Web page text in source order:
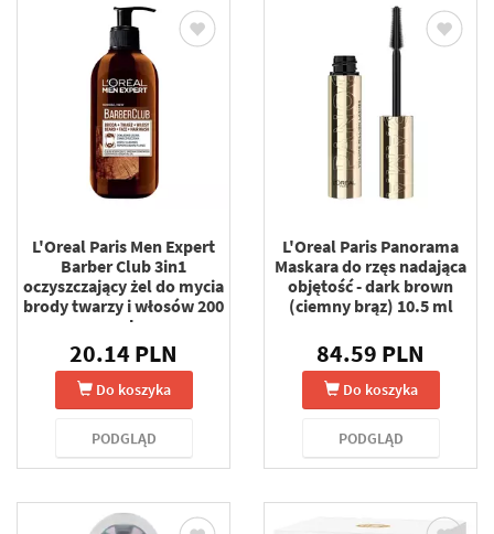
L'Oreal Paris Men Expert
Barber Club 3in1
oczyszczający żel do mycia
brody twarzy i włosów 200
ml
20.14 PLN
Do koszyka
PODGLĄD
L'Oreal Paris Panorama
Maskara do rzęs nadająca
objętość - dark brown
(ciemny brąz) 10.5 ml
84.59 PLN
Do koszyka
PODGLĄD